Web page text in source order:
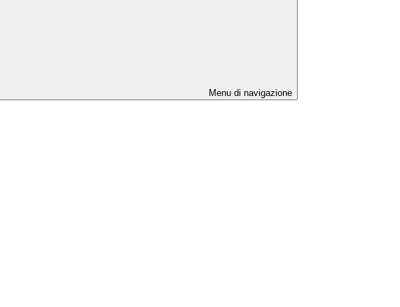
Menu di navigazione